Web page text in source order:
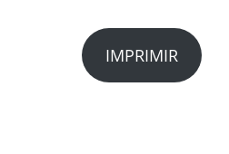
IMPRIMIR